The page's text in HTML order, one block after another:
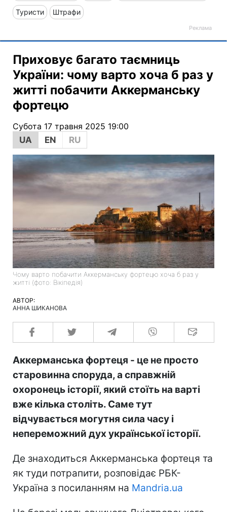
Туристи Штрафи
Приховує багато таємниць
України: чому варто хоча б раз у
житті побачити Аккерманську
фортецю
Субота 17 травня 2025 19:00
UA
EN RU
Чому варто побачити Аккерманську фортецю хоча б раз у
житті (фото: Вікіпедія)
АВТОР:
АННА ШИКАНОВА
Аккерманська фортеця - це не просто
старовинна споруда, а справжній
охоронець історії, який стоїть на варті
вже кілька століть. Саме тут
відчувається могутня сила часу і
непереможний дух української історії.
Де знаходиться Аккерманська фортеця та
як туди потрапити, розповідає РБК-
Україна з посиланням на Mandria.ua